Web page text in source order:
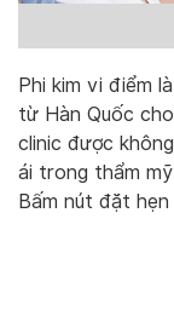
Phi kim vi điểm
từ Hàn Quốc
clinic được
ái trong thẩm
Bấm nút đặt